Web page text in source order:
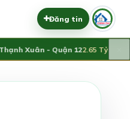
Đăng tin
Xuân - Quận 122.65 Tỷ